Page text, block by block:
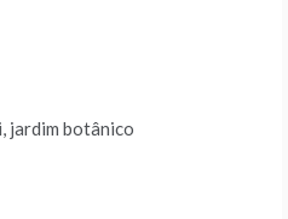
jardim botânico